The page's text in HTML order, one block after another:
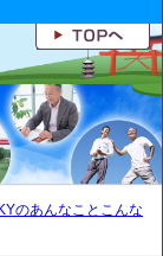
のあんなことこんな